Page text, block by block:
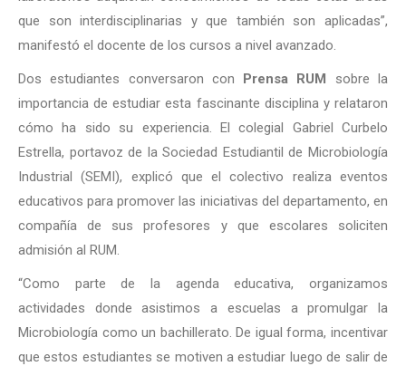
que son interdisciplinarias y que también son aplicadas”,
manifestó el docente de los cursos a nivel avanzado.
Dos estudiantes conversaron con Prensa RUM sobre la
importancia de estudiar esta fascinante disciplina y relataron
cómo ha sido su experiencia. El colegial Gabriel Curbelo
Estrella, portavoz de la Sociedad Estudiantil de Microbiología
Industrial (SEMI), explicó que el colectivo realiza eventos
educativos para promover las iniciativas del departamento, en
compañía de sus profesores y que escolares soliciten
admisión al RUM.
“Como parte de la agenda educativa, organizamos
actividades donde asistimos a escuelas a promulgar la
Microbiología como un bachillerato. De igual forma, incentivar
que estos estudiantes se motiven a estudiar luego de salir de